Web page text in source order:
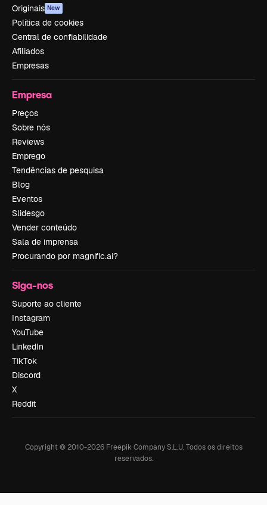
Originais New
Política de cookies
Central de confiabilidade
Afiliados
Empresas
Empresa
Preços
Sobre nós
Reviews
Emprego
Tendências de pesquisa
Blog
Eventos
Slidesgo
Vender conteúdo
Sala de imprensa
Procurando por magnific.ai?
Siga-nos
Suporte ao cliente
Instagram
YouTube
LinkedIn
TikTok
Discord
X
Reddit
Copyright © 2010-2026Freepik Company S.L.U. Todos os direitos
reservados.